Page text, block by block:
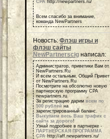
СРА http://newpartners.ru/
Всем спасибо за внимание,
команда NewPartners
Новость: Флэш игры и
флэш сайты
NewPartnerscig написал:
Администратор, приветики Вам от
NewPartners.Ru
И всем остальным, Общий Привет
от NewPartners.Ru
Посмотрите на обсолютно новую
партнерскую программу СРА
newpartners.ru
За регистрацию дарим всем по
500 рублей на
зарегистрированный баланс.
Выкупаем весь Ваш трафик с
сайта за дорого!
Узнай подробнее в партнерке -
ПАРТНЕРСКАЯ ПРОГРАММА
СРАhttp://aff.newpartners.ru/